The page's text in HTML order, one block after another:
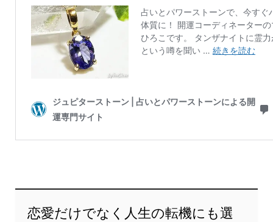
恋愛だけでなく人生の転機にも選